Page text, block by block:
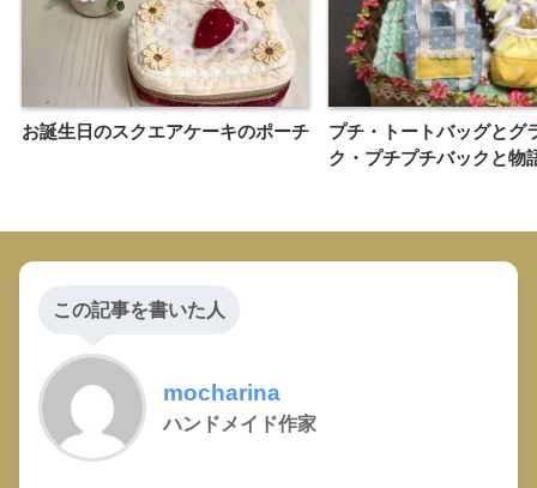
お誕生日のスクエアケーキのポーチ
プチ・トートバッグとグ
ク・プチプチバックと物
この記事を書いた人
mocharina
ハンドメイド作家